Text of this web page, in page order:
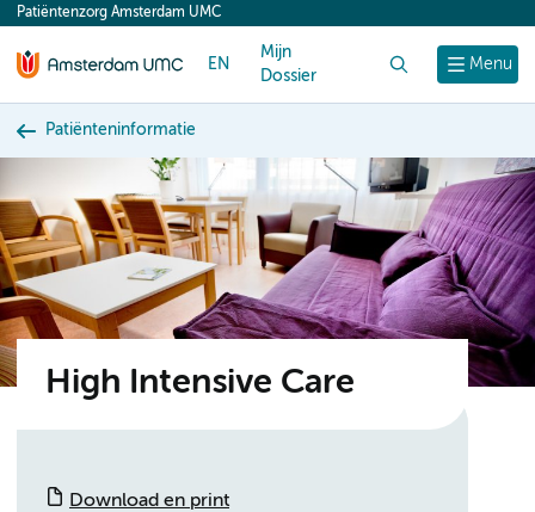
content
Menu
Patiëntenzorg Amsterdam UMC
EN
Mijn
Dossier
Patiënteninformatie
High Intensive Care
Download en print